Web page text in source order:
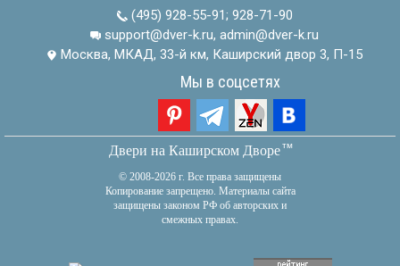
(495) 928-55-91; 928-71-90
support@dver-k.ru, admin@dver-k.ru
Москва, МКАД, 33-й км, Каширский двор 3, П-15
Мы в соцсетях
Двери на Каширском Дворетм
© 2008-2026 г. Все права защищены
Копирование запрещено. Материалы сайта
защищены законом РФ об авторских и
смежных правах.